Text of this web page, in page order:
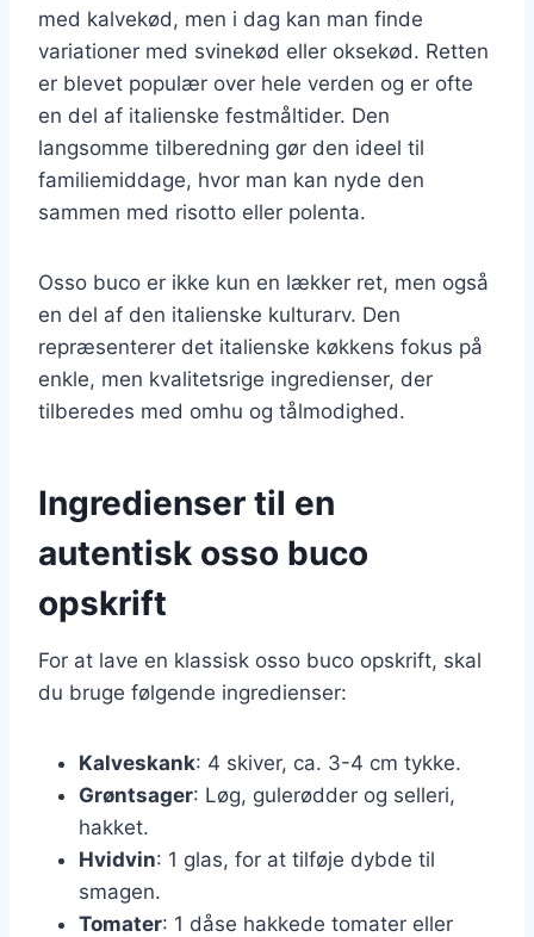
med kalvekød, men i dag kan man finde
variationer med svinekød eller oksekød. Retten
er blevet populær over hele verden og er ofte
en del af italienske festmåltider. Den
langsomme tilberedning gør den ideel til
familiemiddage, hvor man kan nyde den
sammen med risotto eller polenta.
Osso buco er ikke kun en lækker ret, men også
en del af den italienske kulturarv. Den
repræsenterer det italienske køkkens fokus på
enkle, men kvalitetsrige ingredienser, der
tilberedes med omhu og tålmodighed.
Ingredienser til en
autentisk osso buco
opskrift
For at lave en klassisk osso buco opskrift, skal
du bruge følgende ingredienser:
Kalveskank: 4 skiver, ca. 3-4 cm tykke.
Grøntsager: Løg, gulerødder og selleri,
hakket.
Hvidvin: 1 glas, for at tilføje dybde til
smagen.
Tomater: 1 dåse hakkede tomater eller